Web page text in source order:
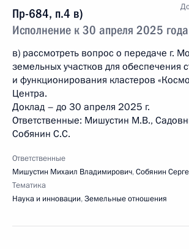
Пр-684, п.4 в)
Исполнение к 30 апреля 2025 года
в) рассмотреть вопрос о передаче г.
земельных участков для обеспечения
и функционирования кластеров
Центра.
Доклад – до 30 апреля 2025 г.
Ответственные: Мишустин М.В.,
Собянин С.С.
Ответственные
Мишустин Михаил Владимирович,Собянин
Тематика
Наука и инновации,Земельные отношения